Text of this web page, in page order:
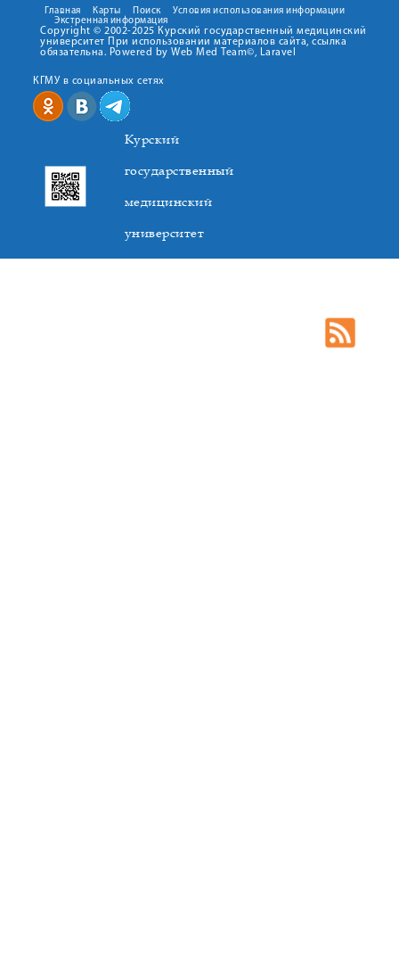
Главная Карты Поиск
Условия использования информации
Экстренная информация
Copyright © 2002-2025 Курский государственный медицинский
университет При использовании материалов сайта, ссылка
обязательна. Powered by Web Med Team©, Laravel
КГМУ в социальных сетях
Курский
государственный
медицинский
университет